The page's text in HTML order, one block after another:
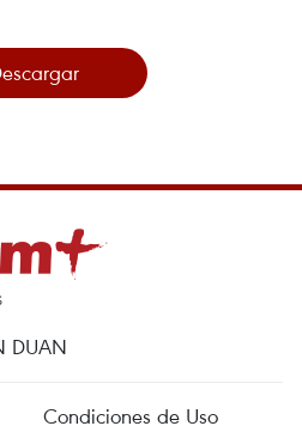
DUAN
Condiciones de Uso